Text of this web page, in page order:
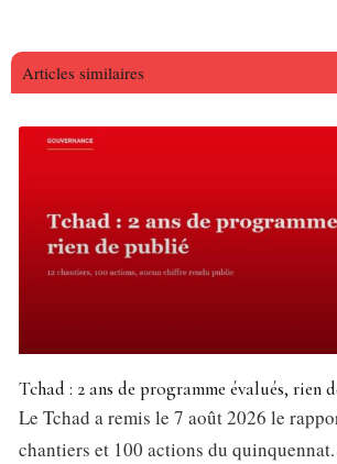
Articles similaires
Tchad : 2 ans de programme évalués, rien
Le Tchad a remis le 7 août 2026 le
chantiers et 100 actions du